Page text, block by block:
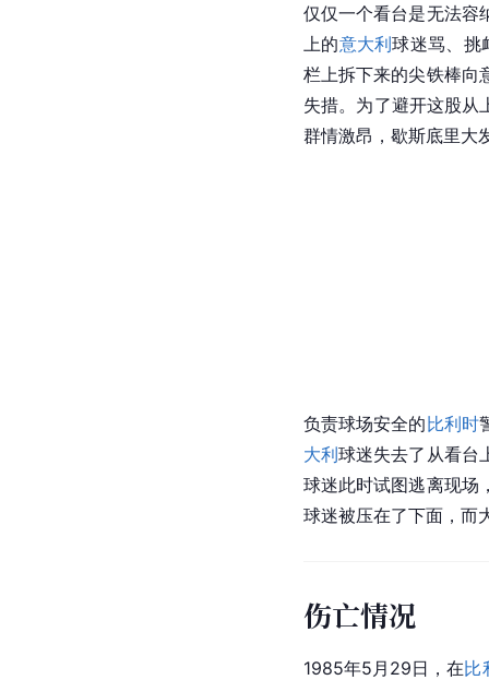
仅仅一个看台是无法容
上的意大利球迷骂、挑
栏上拆下来的尖铁棒向
失措。为了避开这股从
群情激昂，歇斯底里大
负责球场安全的比利时
大利球迷失去了从看台
球迷此时试图逃离现场
球迷被压在了下面，而
伤亡情况
1985年5月29日，在比